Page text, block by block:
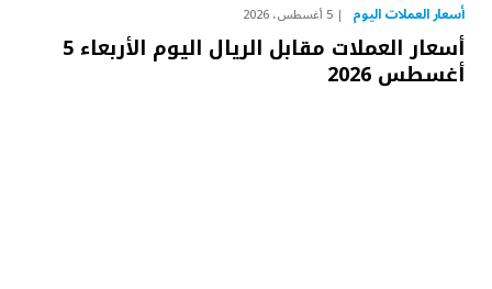
أسعار العملات اليوم 5 أغسطس، 2026
أسعار العملات مقابل الريال اليوم الأربعاء 5
أغسطس 2026